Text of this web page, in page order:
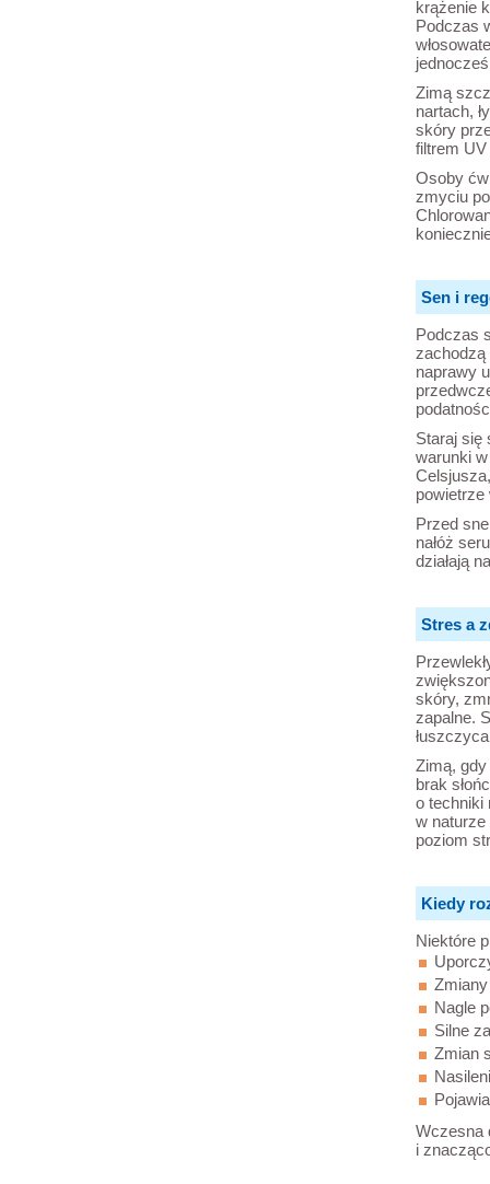
krążenie
Podczas
Zimą
nartach,
skóry
filtrem
Osoby
zmyciu
Sen i
Podczas
zachodzą
naprawy
Staraj się
warunki
Przed
nałóż
działają
Stres a
skóry,
zapalne.
Zimą,
brak
o techniki
w
poziom
Kiedy
Niektóre
Nagle
Silne
Zmian
Wczesna
i